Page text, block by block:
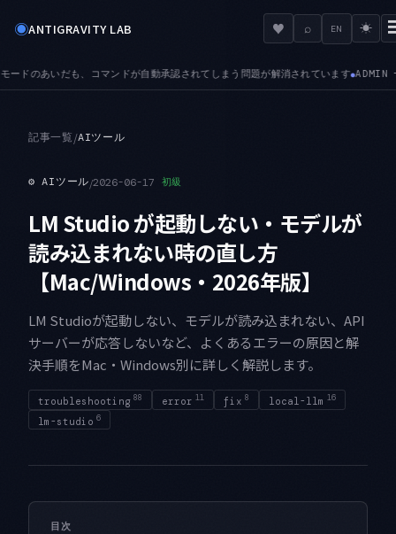
◉ANTIGRAVITY LAB ♥ ⌕ EN ☀
います●ADMIN — 認証前の取得が管理者コントロールの対象外としてキャッシュ
記事一覧/AIツール
⚙ AIツール/2026-06-17 初級
LM Studio が起動しない・モデルが
読み込まれない時の直し方
【Mac/Windows・2026年版】
LM Studioが起動しない、モデルが読み込まれない、API
サーバーが応答しないなど、よくあるエラーの原因と解
決手順をMac・Windows別に詳しく解説します。
troubleshooting 88 error 11 fix 8 local-llm 16
lm-studio 6
目次